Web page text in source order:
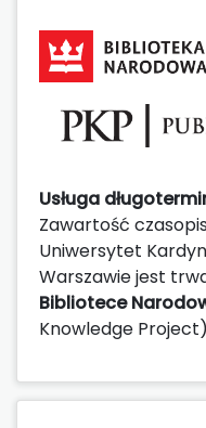
Usługa
Zawartość
Uniwersytet
Warszawie jest
Bibliotece
Knowledge